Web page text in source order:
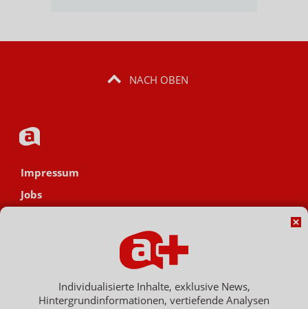
NACH OBEN
Impressum
Jobs
Hinweisgebersystem
Vertrag widerrufen
Individualisierte Inhalte, exklusive News,
Hintergrundinformationen, vertiefende Analysen